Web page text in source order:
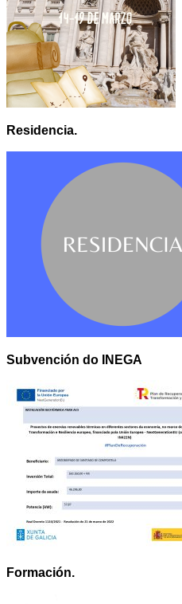
Residencia.
Subvención do INEGA
Formación.